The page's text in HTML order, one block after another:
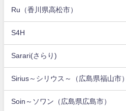
Ru（香川県高松市）
S4H
Sarari(さらり)
Sirius～シリウス～（広島県福山市）
Soin～ソワン（広島県広島市）